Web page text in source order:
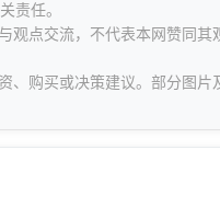
责任。
点交流，不代表本网赞同
、购买或决策建议。部分图